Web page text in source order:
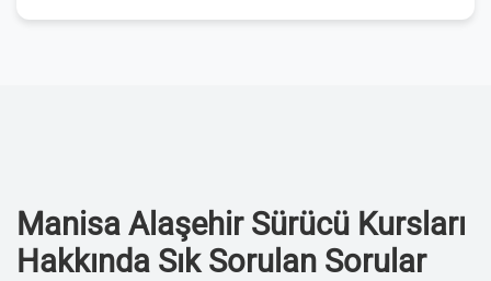
Manisa Alaşehir Sürücü Kursları
Hakkında Sık Sorulan Sorular